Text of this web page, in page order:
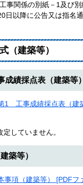
事関係の別紙－1及び
日以降に公告又は指名
（建築等）
績採点表（建築等）
工事成績採点表（建
定していません。
築等）
項（建築等） [PDFフ